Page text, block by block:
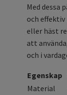
Med dessa
och
eller häst
att
och i
Egenskap
Material